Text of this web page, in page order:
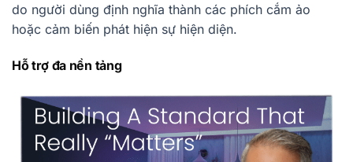
do người dùng định nghĩa thành các phích cắm ảo
hoặc cảm biến phát hiện sự hiện diện.
Hỗ trợ đa nền tảng